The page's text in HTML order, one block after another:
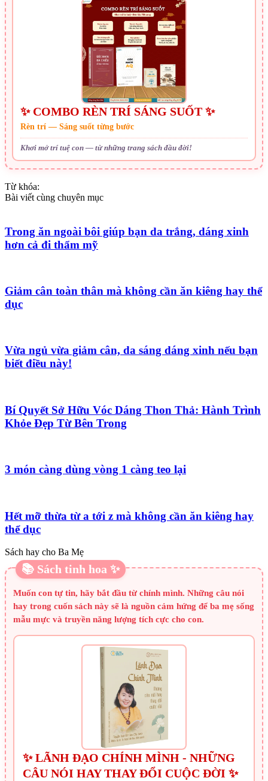
✨ COMBO RÈN TRÍ SÁNG SUỐT ✨
Rèn trí — Sáng suốt từng bước
Khơi mở trí tuệ con — từ những trang sách đầu đời!
Từ khóa:
Bài viết cùng chuyên mục
Trong ăn ngoài bôi giúp bạn da trắng, dáng xinh
hơn cả đi thẩm mỹ
Giảm cân toàn thân mà không cần ăn kiêng hay thể
dục
Vừa ngủ vừa giảm cân, da sáng dáng xinh nếu bạn
biết điều này!
Bí Quyết Sở Hữu Vóc Dáng Thon Thả: Hành Trình
Khỏe Đẹp Từ Bên Trong
3 món càng dùng vòng 1 càng teo lại
Hết mỡ thừa từ a tới z mà không cần ăn kiêng hay
thể dục
Sách hay cho Ba Mẹ
📚 Sách tinh hoa ✨
Muốn con tự tin, hãy bắt đầu từ chính mình. Những câu nói
hay trong cuốn sách này sẽ là nguồn cảm hứng để ba mẹ sống
mẫu mực và truyền năng lượng tích cực cho con.
✨ LÃNH ĐẠO CHÍNH MÌNH - NHỮNG
CÂU NÓI HAY THAY ĐỔI CUỘC ĐỜI ✨